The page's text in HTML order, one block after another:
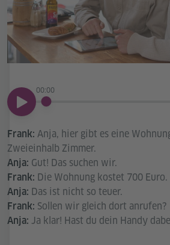
00:00
00:00
Frank: Anja, hier gibt es eine
Zweieinhalb Zimmer.
Anja: Gut! Das suchen wir.
Frank: Die Wohnung kostet 700 Euro.
Anja: Das ist nicht so teuer.
Frank: Sollen wir gleich dort anrufen?
Anja: Ja klar! Hast du dein Handy